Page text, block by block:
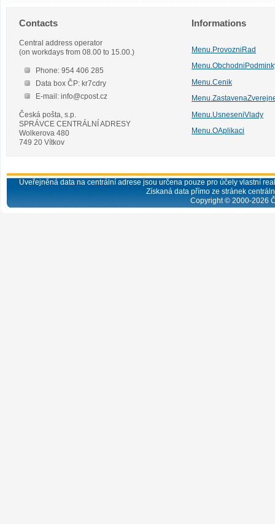
Contacts
Central address operator
(on workdays from 08.00 to 15.00.)
Phone: 954 406 285
Data box ČP: kr7cdry
E-mail: info@cpost.cz
Česká pošta, s.p.
SPRÁVCE CENTRÁLNÍ ADRESY
Wolkerova 480
749 20 Vítkov
Informations
Menu.ProvozniRad
Menu.Cenik
Menu.UsneseniVlady
Menu.OAplikaci
Uveřejněná data na centrální adrese jsou určena pouze pro účely vlastní
Získaná data přímo ze stránek
Copyright © 2000-2026